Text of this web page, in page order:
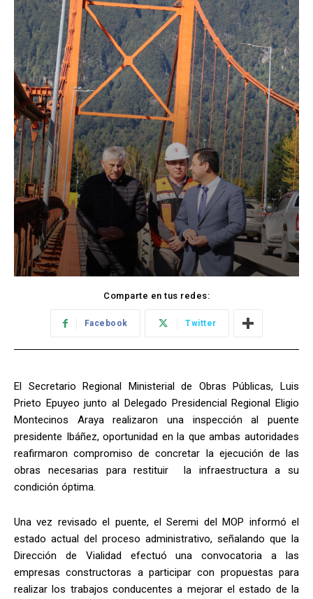
Comparte en tus redes:
Facebook Twitter
El Secretario Regional Ministerial de Obras Públicas, Luis
Prieto Epuyeo junto al Delegado Presidencial Regional Eligio
Montecinos Araya realizaron una inspección al puente
presidente Ibáñez, oportunidad en la que ambas autoridades
reafirmaron compromiso de concretar la ejecución de las
obras necesarias para restituir la infraestructura a su
condición óptima.
Una vez revisado el puente, el Seremi del MOP informó el
estado actual del proceso administrativo, señalando que la
Dirección de Vialidad efectuó una convocatoria a las
empresas constructoras a participar con propuestas para
realizar los trabajos conducentes a mejorar el estado de la